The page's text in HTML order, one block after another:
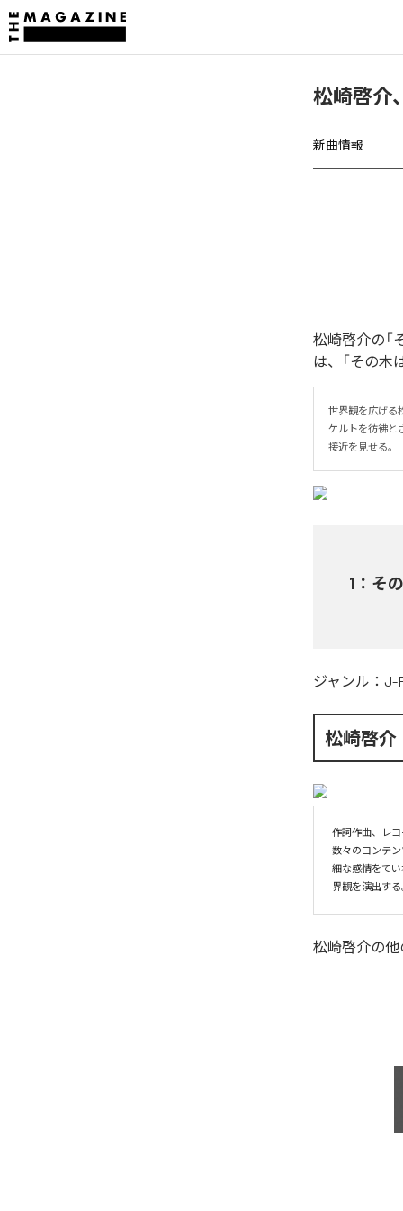
松崎啓介
新曲情報
松崎啓介の「
は、「その木
世界観を広げる
ケルトを彷彿と
接近を見せる。
1 ： そ
ジャンル： J-
松崎啓介
作詞作曲、レ
数々のコンテ
細な感情をて
界観を演出する
松崎啓介の